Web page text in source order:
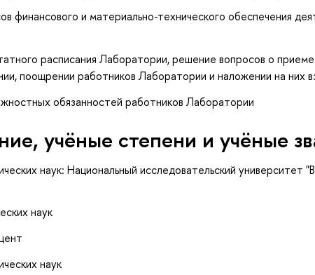
финансового и материально-технического обеспечения
расписания Лаборатории, решение вопросов о
поощрении работников Лаборатории и наложении на них
обязанностей работников Лаборатории
учёные степени и учёные
наук: Национальный исследовательский университет
наук
наук